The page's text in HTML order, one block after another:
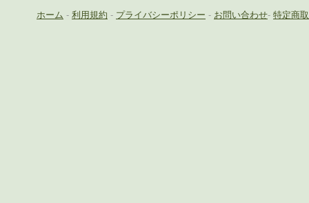
ホーム - 利用規約 - プライバシーポリシー - お問い合わせ- 特定商